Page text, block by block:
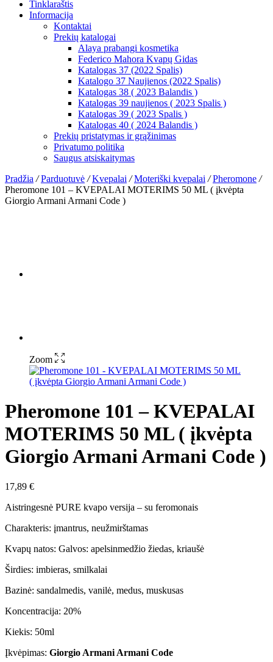
Tinklaraštis
Informacija
Kontaktai
Prekių katalogai
Alaya prabangi kosmetika
Federico Mahora Kvapų Gidas
Katalogas 37 (2022 Spalis)
Katalogo 37 Naujienos (2022 Spalis)
Katalogas 38 ( 2023 Balandis )
Katalogas 39 naujienos ( 2023 Spalis )
Katalogas 39 ( 2023 Spalis )
Katalogas 40 ( 2024 Balandis )
Prekių pristatymas ir grąžinimas
Privatumo politika
Saugus atsiskaitymas
Pradžia / Parduotuvė / Kvepalai / Moteriški kvepalai / Pheromone /
Pheromone 101 – KVEPALAI MOTERIMS 50 ML ( įkvėpta
Giorgio Armani Armani Code )
Zoom
Pheromone 101 – KVEPALAI
MOTERIMS 50 ML ( įkvėpta
Giorgio Armani Armani Code )
17,89 €
Aistringesnė PURE kvapo versija – su feromonais
Charakteris: įmantrus, neužmirštamas
Kvapų natos: Galvos: apelsinmedžio žiedas, kriaušė
Širdies: imbieras, smilkalai
Bazinė: sandalmedis, vanilė, medus, muskusas
Koncentracija: 20%
Kiekis: 50ml
Įkvėpimas: Giorgio Armani Armani Code